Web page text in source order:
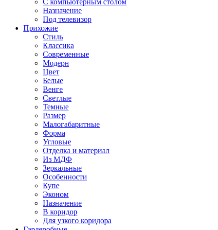
С компьютерным столом
Назначение
Под телевизор
Прихожие
Стиль
Классика
Современные
Модерн
Цвет
Белые
Венге
Светлые
Темные
Размер
Малогабаритные
Форма
Угловые
Отделка и материал
Из МДФ
Зеркальные
Особенности
Купе
Эконом
Назначение
В коридор
Для узкого коридора